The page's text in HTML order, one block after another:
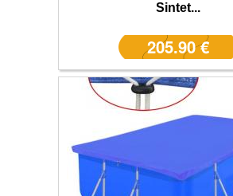
Sintet...
205.90 €